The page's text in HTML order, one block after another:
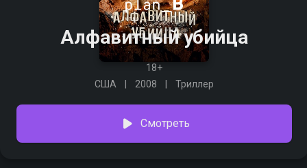
Алфавитный убийца
18+
США
2008 Триллер
Смотреть